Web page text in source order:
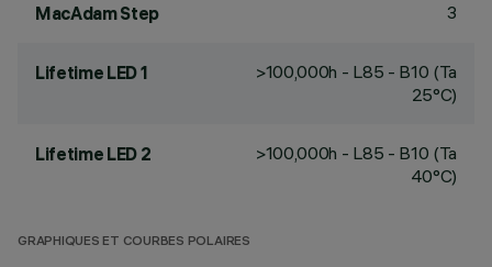
MacAdam Step 3
Lifetime LED 1
>100,000h - L85 - B10 (Ta
25°C)
Lifetime LED 2
>100,000h - L85 - B10 (Ta
40°C)
GRAPHIQUES ET COURBES POLAIRES